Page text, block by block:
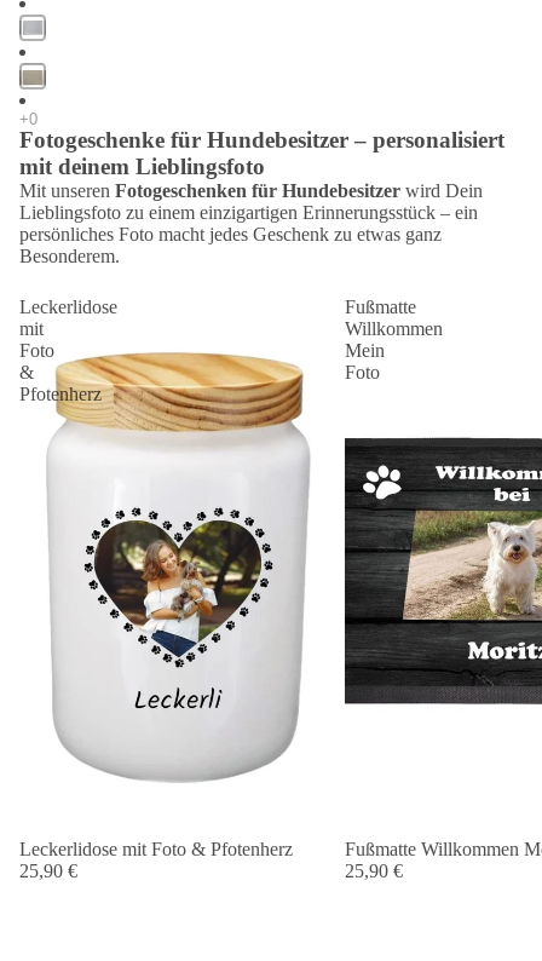
Fotogeschenke für Hundebesitzer – personalisiert
mit deinem Lieblingsfoto
Mit unseren Fotogeschenken für Hundebesitzer wird Dein
Lieblingsfoto zu einem einzigartigen Erinnerungsstück – ein
persönliches Foto macht jedes Geschenk zu etwas ganz
Besonderem.
Leckerlidose
mit
Foto
&
Pfotenherz
Leckerlidose mit Foto & Pfotenherz
25,90 €
Fußmatte
Willkommen
Mein
Foto
Fußmatte Willkommen
25,90 €